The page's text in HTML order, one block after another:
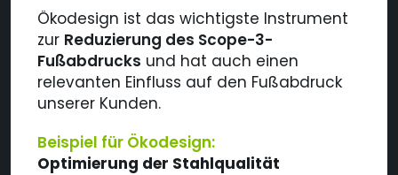
Ökodesign ist das wichtigste Instrument
zur Reduzierung des Scope-3-
Fußabdrucks und hat auch einen
relevanten Einfluss auf den Fußabdruck
unserer Kunden.
Beispiel für Ökodesign:
Optimierung der Stahlqualität